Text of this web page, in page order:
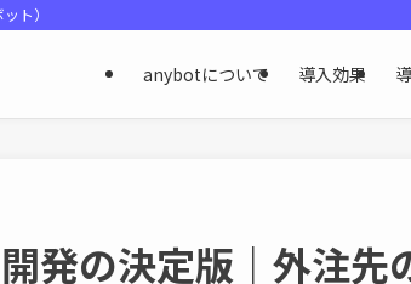
ト）
anybotについて 導入効果
発の決定版｜外注先